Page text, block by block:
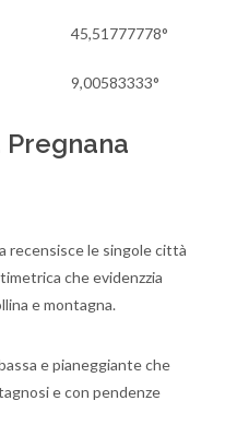
45,51777778°
9,00583333°
recensisce le singole città
che evidenzzia
e montagna.
e pianeggiante che
e con pendenze